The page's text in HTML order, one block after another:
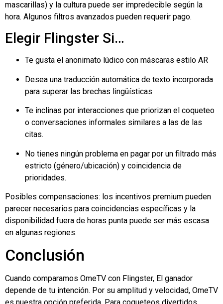
mascarillas) y la cultura puede ser impredecible según la
hora. Algunos filtros avanzados pueden requerir pago.
Elegir Flingster Si…
Te gusta el anonimato lúdico con máscaras estilo AR
Desea una traducción automática de texto incorporada
para superar las brechas lingüísticas
Te inclinas por interacciones que priorizan el coqueteo
o conversaciones informales similares a las de las
citas.
No tienes ningún problema en pagar por un filtrado más
estricto (género/ubicación) y coincidencia de
prioridades.
Posibles compensaciones: los incentivos premium pueden
parecer necesarios para coincidencias específicas y la
disponibilidad fuera de horas punta puede ser más escasa
en algunas regiones.
Conclusión
Cuando comparamos OmeTV con Flingster, El ganador
depende de tu intención. Por su amplitud y velocidad, OmeTV